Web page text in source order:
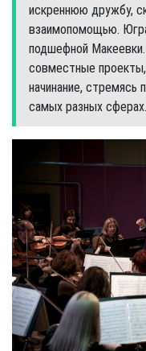
искреннюю дружбу,
взаимопомощью.
подшефной
совместные
начинание, стремясь
самых разных сферах.